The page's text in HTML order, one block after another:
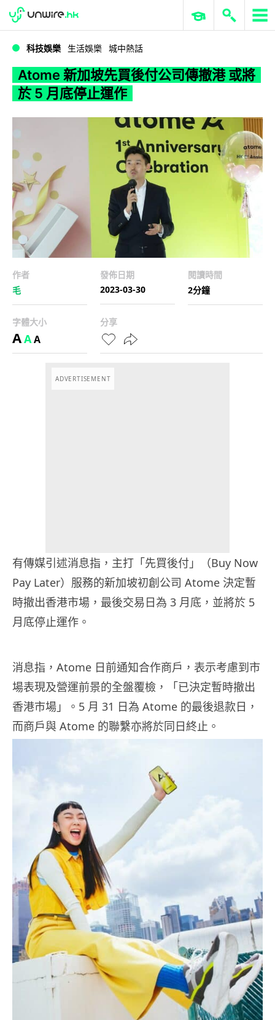
WWDC 2026 ERP 與商業 AI
科技娛樂 生活娛樂 城中熱話
Atome 新加坡先買後付公司傳撤港 或將
於 5 月底停止運作
作者
毛
發佈日期
2023-03-30
閱讀時間
2分鐘
字體大小
AAA
分享
ADVERTISEMENT
有傳媒引述消息指，主打「先買後付」（Buy Now
Pay Later）服務的新加坡初創公司 Atome 決定暫
時撤出香港市場，最後交易日為 3 月底，並將於 5
月底停止運作。
消息指，Atome 日前通知合作商戶，表示考慮到市
場表現及營運前景的全盤覆檢，「已決定暫時撤出
香港市場」。5 月 31 日為 Atome 的最後退款日，
而商戶與 Atome 的聯繫亦將於同日終止。